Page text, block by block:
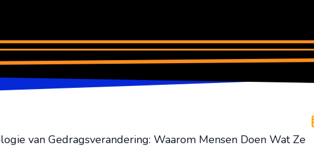
van Gedragsverandering: Waarom Mensen Doen Wat Ze